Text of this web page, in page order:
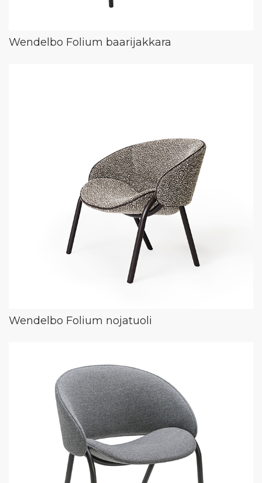
Wendelbo Folium baarijakkara
Wendelbo Folium nojatuoli